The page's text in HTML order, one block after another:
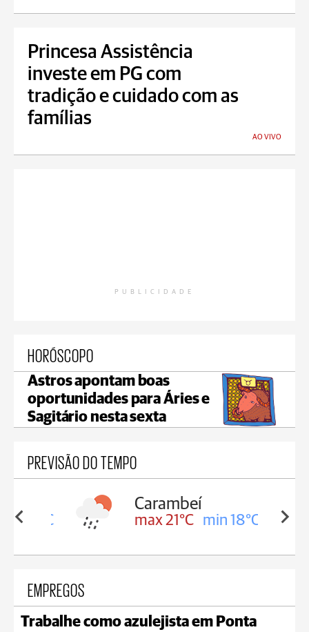
Princesa Assistência
investe em PG com
tradição e cuidado com as
famílias
AO VIVO
PUBLICIDADE
HORÓSCOPO
Astros apontam boas
oportunidades para Áries e
Sagitário nesta sexta
PREVISÃO DO TEMPO
18°C
Carambeí
max 21°C min 18°C
EMPREGOS
Trabalhe como azulejista em Ponta